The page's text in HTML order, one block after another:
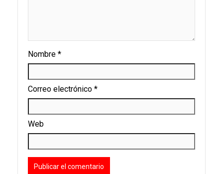
Nombre *
Correo electrónico *
Web